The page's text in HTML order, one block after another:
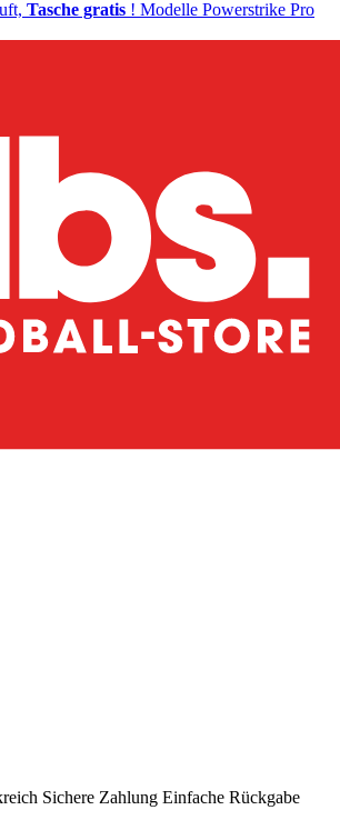
Tasche gratis ! Modelle Powerstrike Pro
Sichere Zahlung Einfache Rückgabe